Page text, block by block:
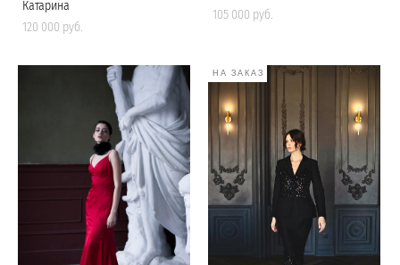
Катарина
120 000 pуб.
105 000 pуб.
НА ЗАКАЗ